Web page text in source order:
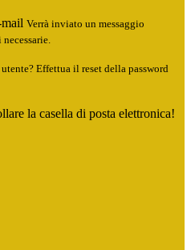
Verrà inviato un messaggio
Effettua il reset della password
la casella di posta elettronica!